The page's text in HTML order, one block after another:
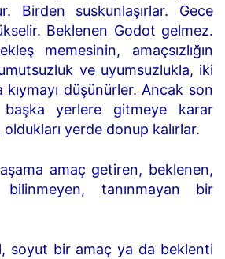
Birden suskunlaşırlar. Gece
Beklenen Godot gelmez.
memesinin, amaçsızlığın
ve uyumsuzlukla, iki
kıymayı düşünürler. Ancak son
yerlere gitmeye karar
yerde donup kalırlar.
amaç getiren, beklenen,
tanınmayan bir
soyut bir amaç ya da beklenti